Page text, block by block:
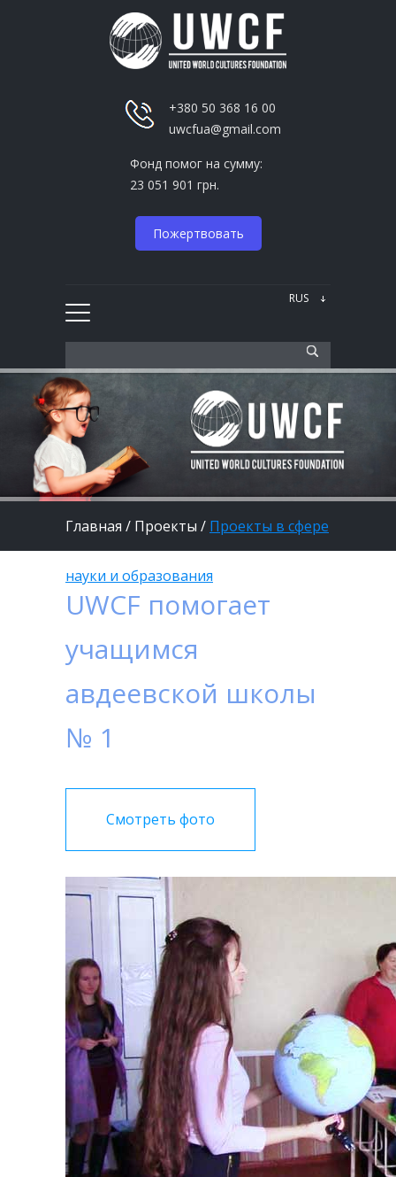
+380 50 368 16 00
uwcfua@gmail.com
Фонд помог на сумму:
23 051 901 грн.
Пожертвовать
Главная / Проекты / Проекты в сфере
науки и образования
UWCF помогает
учащимся
авдеевской школы
№ 1
Смотреть фото